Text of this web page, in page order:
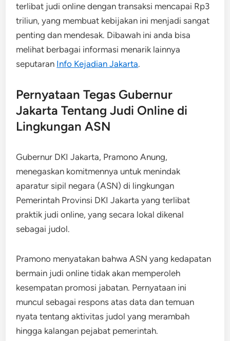
terlibat judi online dengan transaksi mencapai Rp3
triliun, yang membuat kebijakan ini menjadi sangat
penting dan mendesak. Dibawah ini anda bisa
melihat berbagai informasi menarik lainnya
seputaran Info Kejadian Jakarta.
Pernyataan Tegas Gubernur
Jakarta Tentang Judi Online di
Lingkungan ASN
Gubernur DKI Jakarta, Pramono Anung,
menegaskan komitmennya untuk menindak
aparatur sipil negara (ASN) di lingkungan
Pemerintah Provinsi DKI Jakarta yang terlibat
praktik judi online, yang secara lokal dikenal
sebagai judol.
Pramono menyatakan bahwa ASN yang kedapatan
bermain judi online tidak akan memperoleh
kesempatan promosi jabatan. Pernyataan ini
muncul sebagai respons atas data dan temuan
nyata tentang aktivitas judol yang merambah
hingga kalangan pejabat pemerintah.